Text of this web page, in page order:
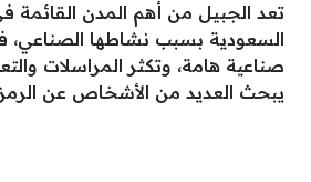
تعد الجبيل من أهم المدن القائمة
السعودية بسبب نشاطها الصناعي،
صناعية هامة، وتكثر المراسلات
يبحث العديد من الأشخاص عن الرمز